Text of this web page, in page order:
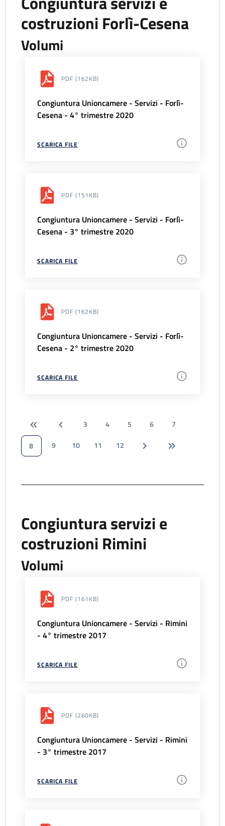
costruzioni Forlì-Cesena
Volumi
PDF (162KB)
Congiuntura Unioncamere - Servizi - Forlì-
Cesena - 4° trimestre 2020
SCARICA FILE
PDF (151KB)
Congiuntura Unioncamere - Servizi - Forlì-
Cesena - 3° trimestre 2020
SCARICA FILE
PDF (162KB)
Congiuntura Unioncamere - Servizi - Forlì-
Cesena - 2° trimestre 2020
SCARICA FILE
3 4 5 6
7
8
9 10 11 12
Congiuntura servizi e
costruzioni Rimini
Volumi
PDF (161KB)
Congiuntura Unioncamere - Servizi - Rimini
- 4° trimestre 2017
SCARICA FILE
PDF (260KB)
Congiuntura Unioncamere - Servizi - Rimini
- 3° trimestre 2017
SCARICA FILE